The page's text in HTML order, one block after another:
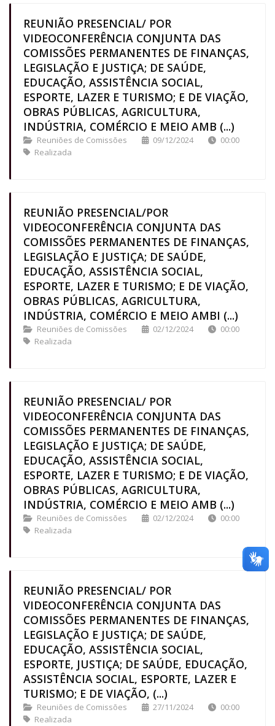
REUNIÃO PRESENCIAL/ POR
VIDEOCONFERÊNCIA CONJUNTA DAS
COMISSÕES PERMANENTES DE FINANÇAS,
LEGISLAÇÃO E JUSTIÇA; DE SAÚDE,
EDUCAÇÃO, ASSISTÊNCIA SOCIAL,
ESPORTE, LAZER E TURISMO; E DE VIAÇÃO,
OBRAS PÚBLICAS, AGRICULTURA,
INDÚSTRIA, COMÉRCIO E MEIO AMB (...)
Reuniões de Comissões 09/12/2024
00:00
Realizada
REUNIÃO PRESENCIAL/POR
VIDEOCONFERÊNCIA CONJUNTA DAS
COMISSÕES PERMANENTES DE FINANÇAS,
LEGISLAÇÃO E JUSTIÇA; DE SAÚDE,
EDUCAÇÃO, ASSISTÊNCIA SOCIAL,
ESPORTE, LAZER E TURISMO; E DE VIAÇÃO,
OBRAS PÚBLICAS, AGRICULTURA,
INDÚSTRIA, COMÉRCIO E MEIO AMBI (...)
Reuniões de Comissões 02/12/2024
00:00
Realizada
REUNIÃO PRESENCIAL/ POR
VIDEOCONFERÊNCIA CONJUNTA DAS
COMISSÕES PERMANENTES DE FINANÇAS,
LEGISLAÇÃO E JUSTIÇA; DE SAÚDE,
EDUCAÇÃO, ASSISTÊNCIA SOCIAL,
ESPORTE, LAZER E TURISMO; E DE VIAÇÃO,
OBRAS PÚBLICAS, AGRICULTURA,
INDÚSTRIA, COMÉRCIO E MEIO AMB (...)
Reuniões de Comissões 02/12/2024
00:00
Realizada
REUNIÃO PRESENCIAL/ POR
VIDEOCONFERÊNCIA CONJUNTA DAS
COMISSÕES PERMANENTES DE FINANÇAS,
LEGISLAÇÃO E JUSTIÇA; DE SAÚDE,
EDUCAÇÃO, ASSISTÊNCIA SOCIAL,
ESPORTE, JUSTIÇA; DE SAÚDE, EDUCAÇÃO,
ASSISTÊNCIA SOCIAL, ESPORTE, LAZER E
TURISMO; E DE VIAÇÃO, (...)
Reuniões de Comissões 27/11/2024
00:00
Realizada